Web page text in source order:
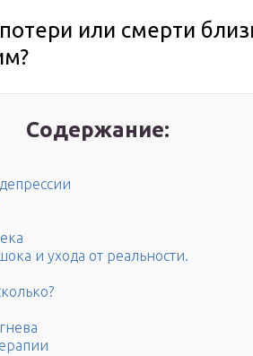
или смерти
Содержание:
и ухода от реальности.